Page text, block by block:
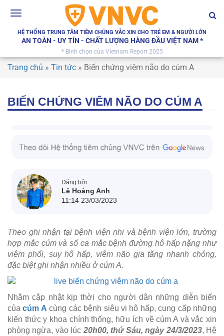
Toggle
HỆ THỐNG TRUNG TÂM TIÊM CHỦNG VẮC XIN CHO TRẺ EM & NGƯỜI LỚN
AN TOÀN - UY TÍN - CHẤT LƯỢNG HÀNG ĐẦU VIỆT NAM *
* Bình chọn của Vietnam Report 2025
Trang chủ » Tin tức » Biến chứng viêm não do cúm A
BIẾN CHỨNG VIÊM NÃO DO CÚM A
Đăng bởi
Lê Hoàng Anh
11:14 23/03/2023
Theo ghi nhận tại bệnh viện nhi và bệnh viện lớn, trường
hợp mắc cúm và số ca mắc bệnh đường hô hấp nặng như
viêm phổi, suy hô hấp, viêm não gia tăng nhanh chóng,
đặc biệt ghi nhận nhiều ở cúm A.
Nhằm cập nhật kịp thời cho người dân những diễn biến
củacúm A cùng các bệnh siêu vi hô hấp, cung cấp những
kiến thức y khoa chính thống, hữu ích về cúm A và vắc xin
phòng ngừa, vào lúc 20h00, thứ Sáu, ngày 24/3/2023, Hệ